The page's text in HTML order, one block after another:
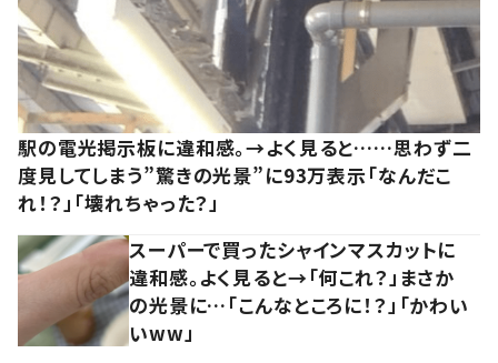
駅の電光掲示板に違和感。→よく見ると……思わず二
度見してしまう”驚きの光景”に93万表示「なんだこ
れ！？」「壊れちゃった？」
スーパーで買ったシャインマスカットに
違和感。よく見ると→「何これ？」まさか
の光景に…「こんなところに！？」「かわい
いww」